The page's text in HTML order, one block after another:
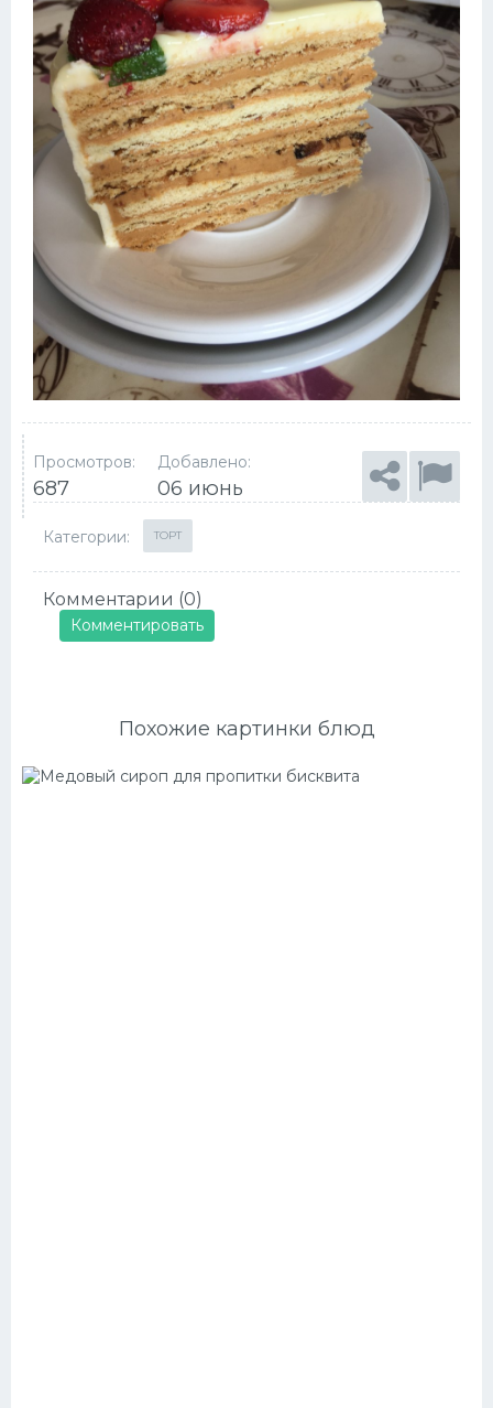
Просмотров:
687
Добавлено:
06 июнь
Категории: ТОРТ
Комментарии (0)
Комментировать
Похожие картинки блюд